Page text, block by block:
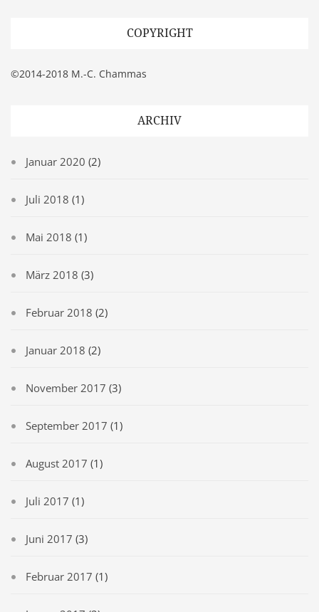
COPYRIGHT
©2014-2018 M.-C. Chammas
ARCHIV
Januar 2020 (2)
Juli 2018 (1)
Mai 2018 (1)
März 2018 (3)
Februar 2018 (2)
Januar 2018 (2)
November 2017 (3)
September 2017 (1)
August 2017 (1)
Juli 2017 (1)
Juni 2017 (3)
Februar 2017 (1)